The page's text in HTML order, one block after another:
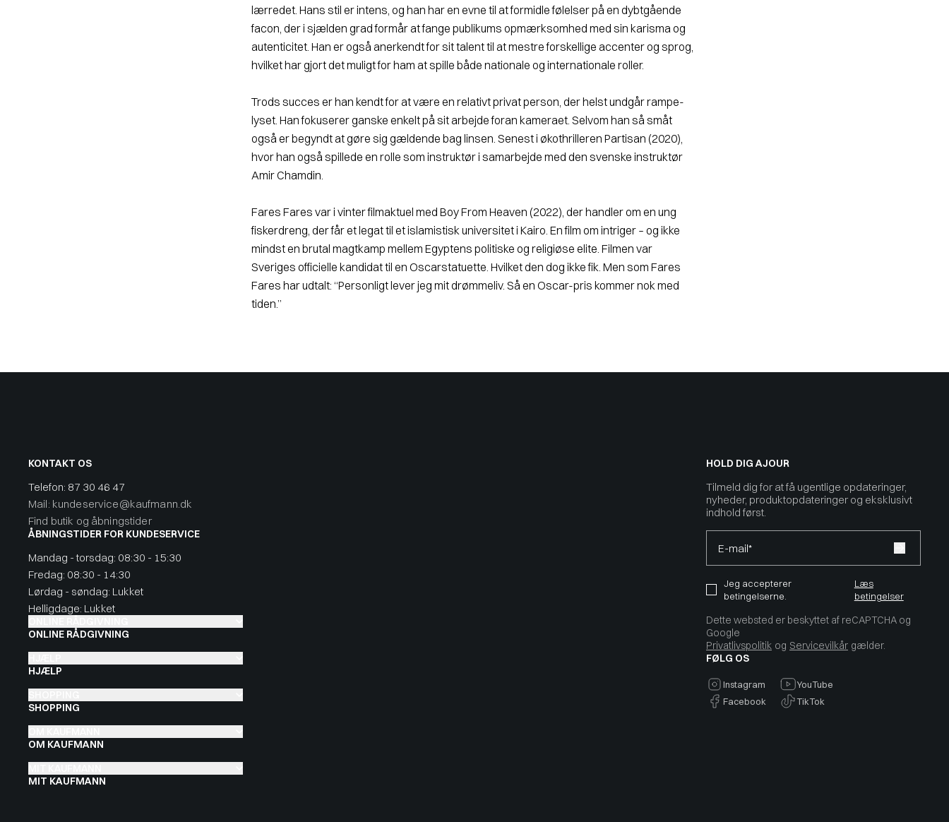
lærre­det. Hans stil er intens, og han har en evne til at formidle følelser på en dybtgående
facon, der i sjælden grad formår at fange publikums op­mærksomhed med sin karisma og
autenticitet. Han er også anerkendt for sit talent til at mestre forskellige accenter og sprog,
hvilket har gjort det muligt for ham at spille både nationale og internationale roller.
Trods succes er han kendt for at være en relativt privat person, der helst undgår rampe­
lyset. Han fokuserer ganske enkelt på sit arbej­de foran kameraet. Selvom han så småt
også er begyndt at gøre sig gældende bag linsen. Senest i økothrilleren Partisan (2020),
hvor han også spillede en rolle som instruktør i samarbejde med den svenske instruktør
Amir Chamdin.
Fares Fares var i vinter filmaktuel med Boy From Heaven (2022), der handler om en ung
fiskerdreng, der får et legat til et islamistisk uni­versitet i Kairo. En film om intriger – og ikke
mindst en brutal magtkamp mellem Egyptens politiske og religiøse elite. Filmen var
Sveriges officielle kandidat til en Oscarstatuette. Hvilket den dog ikke fik. Men som Fares
Fares har udtalt: “Personligt lever jeg mit drømmeliv. Så en Oscar-pris kommer nok med
tiden.”
KONTAKT OS
Telefon: 87 30 46 47
Mail: kundeservice@kaufmann.dk
Find butik og åbningstider
ÅBNINGSTIDER FOR KUNDESERVICE
Mandag - torsdag: 08:30 - 15:30
Fredag: 08:30 - 14:30
Lørdag - søndag: Lukket
Helligdage: Lukket
ONLINE RÅDGIVNING
HJÆLP
SHOPPING
OM KAUFMANN
MIT KAUFMANN
FØLG OS
Instagram
YouTube
Facebook
TikTok
HOLD DIG AJOUR
Tilmeld dig for at få ugentlige opdateringer,
nyheder, produktopdateringer og eksklusivt
indhold først.
E-mail*
Jeg accepterer
betingelserne.
Læs
betingelser
Dette websted er beskyttet af reCAPTCHA og
Google
Privatlivspolitik og Servicevilkår gælder.